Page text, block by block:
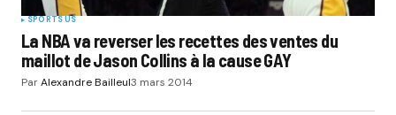
SPORTS US
La NBA va reverser les recettes des ventes du
maillot de Jason Collins à la cause GAY
ParAlexandre Bailleul3 mars 2014